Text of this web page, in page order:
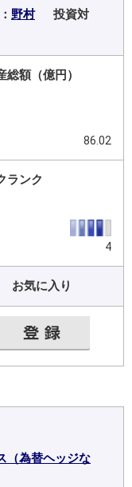
野村
投資対
総額（億円）
86.02
ランク
4
お気に入り
（為替ヘッジな